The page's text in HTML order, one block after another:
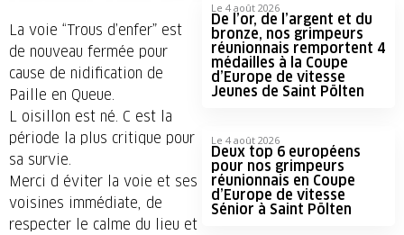
La voie “Trous d’enfer” est
de nouveau fermée pour
cause de nidification de
Paille en Queue.
L oisillon est né. C est la
période la plus critique pour
sa survie.
Merci d éviter la voie et ses
voisines immédiate, de
respecter le calme du lieu et
Le 4 août 2026
De l’or, de l’argent et du
bronze, nos grimpeurs
réunionnais remportent 4
médailles à la Coupe
d’Europe de vitesse
Jeunes de Saint Pölten
Le 4 août 2026
Deux top 6 européens
pour nos grimpeurs
réunionnais en Coupe
d’Europe de vitesse
Sénior à Saint Pölten